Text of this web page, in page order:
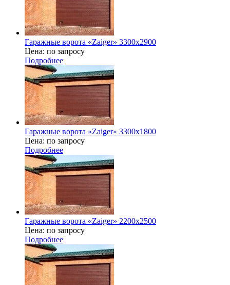
Гаражные ворота «Zaiger» 3300x2900
Цена: по запросу
Подробнее
Гаражные ворота «Zaiger» 3300х1800
Цена: по запросу
Подробнее
Гаражные ворота «Zaiger» 2200х2500
Цена: по запросу
Подробнее